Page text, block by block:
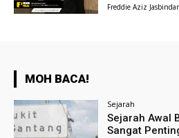
Freddie Aziz Jasbindar
MOH BACA!
Sejarah
Sejarah Awal
Sangat